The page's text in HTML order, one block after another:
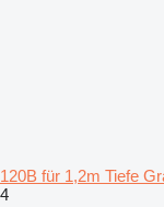
120B für 1,2m Tiefe
4